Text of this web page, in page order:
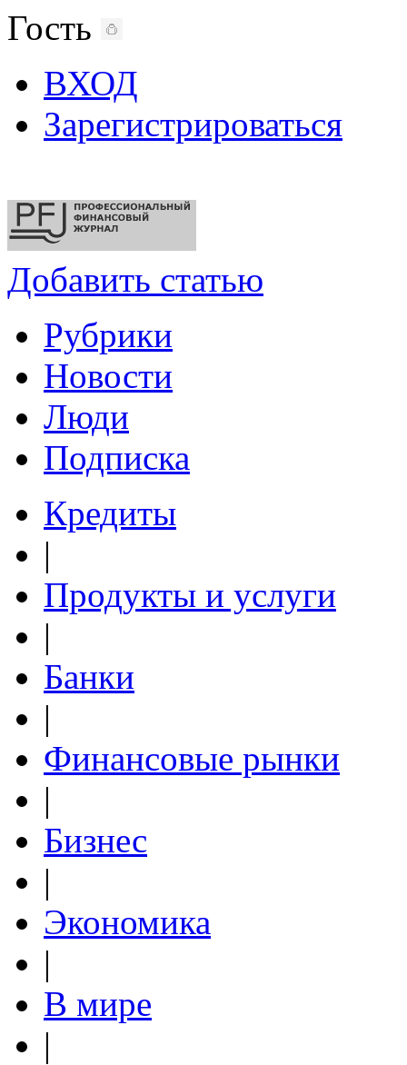
Гость
ВХОД
Зарегистрироваться
Добавить статью
Рубрики
Новости
Люди
Подписка
Кредиты
|
Продукты и услуги
|
Банки
|
Финансовые рынки
|
Бизнес
|
Экономика
|
В мире
|